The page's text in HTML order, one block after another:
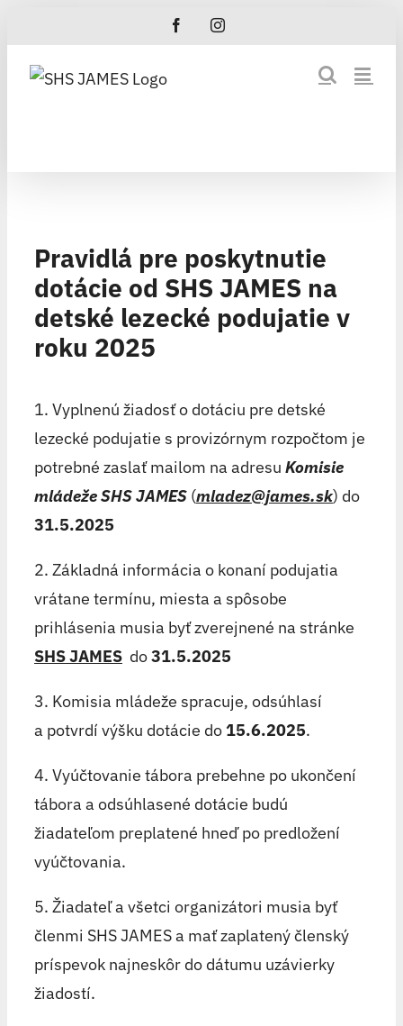
to
content
FacebookInstagram
Pravidlá pre poskytnutie
dotácie od SHS JAMES na
detské lezecké podujatie v
roku 2025
1. Vyplnenú žiadosť o dotáciu pre detské
lezecké podujatie s provizórnym rozpočtom je
potrebné zaslať mailom na adresu Komisie
mládeže SHS JAMES (mladez@james.sk) do
31.5.2025
2. Základná informácia o konaní podujatia
vrátane termínu, miesta a spôsobe
prihlásenia musia byť zverejnené na stránke
SHS JAMESdo31.5.2025
3. Komisia mládeže spracuje, odsúhlasí
a potvrdí výšku dotácie do 15.6.2025.
4. Vyúčtovanie tábora prebehne po ukončení
tábora a odsúhlasené dotácie budú
žiadateľom preplatené hneď po predložení
vyúčtovania.
5. Žiadateľ a všetci organizátori musia byť
členmi SHS JAMES a mať zaplatený členský
príspevok najneskôr do dátumu uzávierky
žiadostí.